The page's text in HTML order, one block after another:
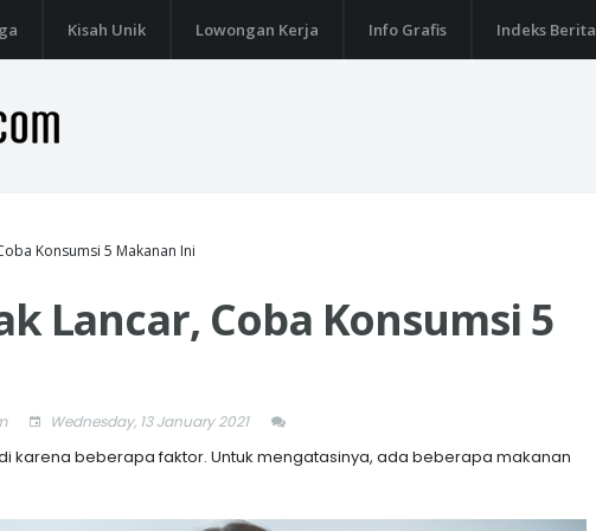
Kisah Unik Lowongan Kerja Info Grafis Indeks Berita
Konsumsi 5 Makanan Ini
Lancar, Coba Konsumsi 5
Wednesday, 13 January 2021
karena beberapa faktor. Untuk mengatasinya, ada beberapa makanan